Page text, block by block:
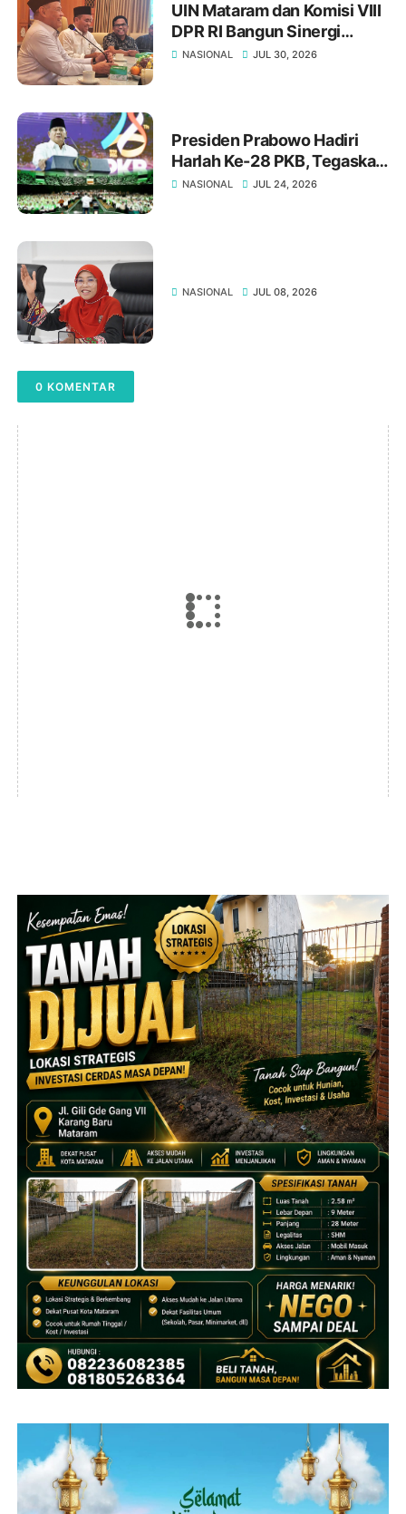
UIN Mataram dan Komisi VIII
DPR RI Bangun Sinergi
Strategis melalui Diskusi
NASIONAL JUL 30, 2026
Presiden Prabowo Hadiri
Harlah Ke-28 PKB, Tegaskan
Arah Baru Ekonomi Berpijak
NASIONAL JUL 24, 2026
NASIONAL JUL 08, 2026
0 KOMENTAR